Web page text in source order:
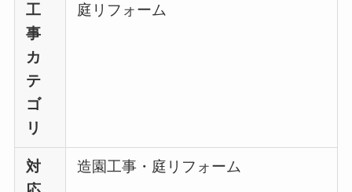
工
事
カ
テ
ゴ
リ
庭リフォーム
対
造園工事・庭リフォーム